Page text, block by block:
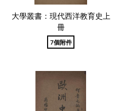
大學叢書：現代西洋教育史上
冊
7個附件